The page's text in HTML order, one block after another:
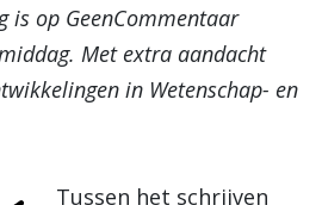
is op GeenCommentaar
Met extra aandacht
in Wetenschap- en
Tussen het schrijven